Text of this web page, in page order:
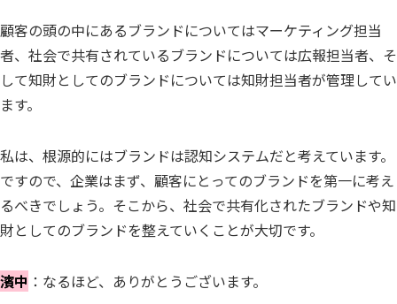
顧客の頭の中にあるブランドについてはマーケティング担当
者、社会で共有されているブランドについては広報担当者、そ
して知財としてのブランドについては知財担当者が管理してい
ます。
私は、根源的にはブランドは認知システムだと考えています。
ですので、企業はまず、顧客にとってのブランドを第一に考え
るべきでしょう。そこから、社会で共有化されたブランドや知
財としてのブランドを整えていくことが大切です。
濱中 ：なるほど、ありがとうございます。